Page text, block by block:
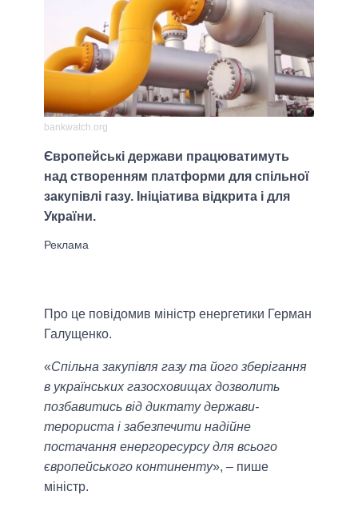
bankwatch.org
Європейські держави працюватимуть
над створенням платформи для спільної
закупівлі газу. Ініціатива відкрита і для
України.
Про це повідомив міністр енергетики Герман
Галущенко.
«Спільна закупівля газу та його зберігання
в українських газосховищах дозволить
позбавитись від диктату держави-
терориста і забезпечити надійне
постачання енергоресурсу для всього
європейського континенту», – пише
міністр.